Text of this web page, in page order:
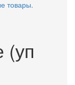
товары.
(уп